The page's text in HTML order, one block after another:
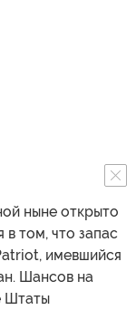
ныне открыто
в том, что запас
имевшийся
Шансов на
Штаты